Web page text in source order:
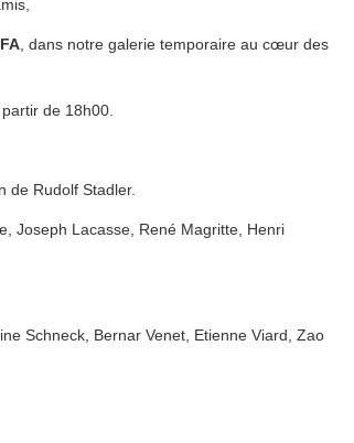
, dans notre galerie temporaire au cœur des
de 18h00.
de Rudolf Stadler.
Joseph Lacasse, René Magritte, Henri
Schneck, Bernar Venet, Etienne Viard, Zao